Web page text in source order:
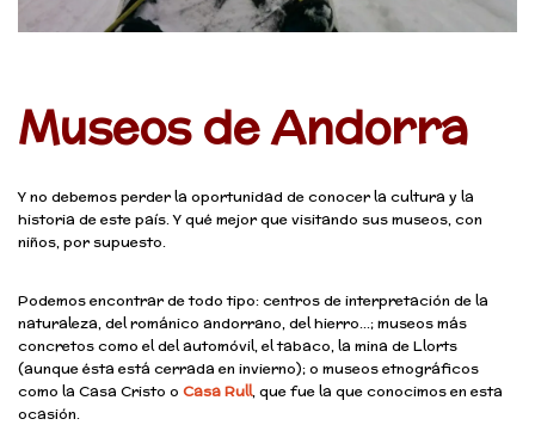
Museos de Andorra
Y no debemos perder la oportunidad de conocer la cultura y la
historia de este país. Y qué mejor que visitando sus museos, con
niños, por supuesto.
Podemos encontrar de todo tipo: centros de interpretación de la
naturaleza, del románico andorrano, del hierro…; museos más
concretos como el del automóvil, el tabaco, la mina de Llorts
(aunque ésta está cerrada en invierno); o museos etnográficos
como la Casa Cristo o Casa Rull, que fue la que conocimos en esta
ocasión.